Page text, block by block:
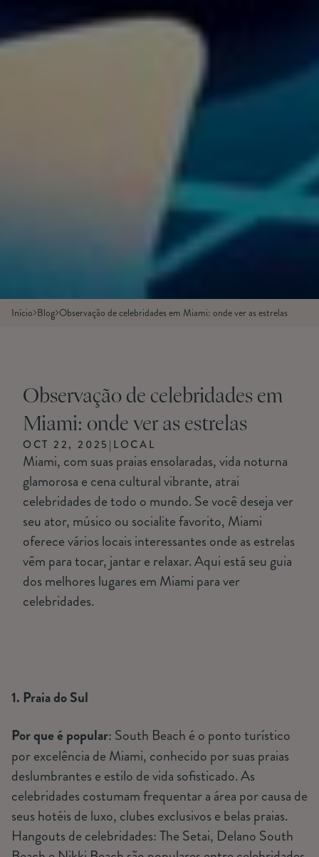
Início Blog Observação de celebridades em Miami: onde ver as estrelas
Observação de celebridades em
Miami: onde ver as estrelas
OCT 22, 2025| LOCAL
Miami, com suas praias ensolaradas, vida noturna
glamorosa e cena cultural vibrante, atrai
celebridades de todo o mundo. Se você deseja ver
seu ator, músico ou socialite favorito, Miami
oferece vários locais interessantes onde as estrelas
vêm para tocar, jantar e relaxar. Aqui está seu guia
dos melhores lugares em Miami para ver
celebridades.
1. Praia do Sul
Por que é popular: South Beach é o ponto turístico
por excelência de Miami, conhecido por suas praias
deslumbrantes e estilo de vida sofisticado. As
celebridades costumam frequentar a área por causa de
seus hotéis de luxo, clubes exclusivos e belas praias.
Hangouts de celebridades: The Setai, Delano South